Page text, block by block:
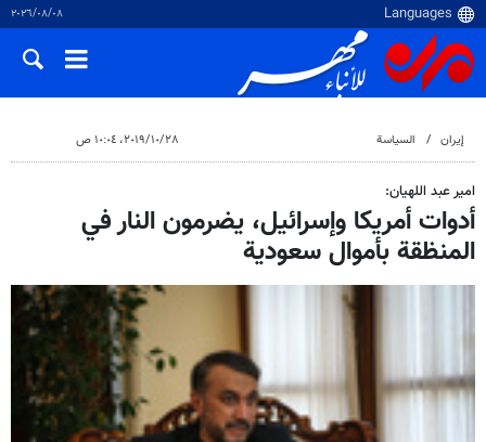
٠٨‏/٠٨‏/٢٠٢٦
إيران السياسة ٢٨‏/١٠‏/٢٠١٩، ١٠:٠٤ ص
امير عبد اللهيان:
أدوات أمريكا وإسرائيل، يضرمون النار في
المنظقة بأموال سعودية